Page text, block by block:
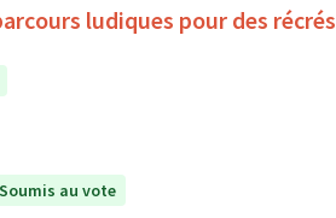
ludiques pour des récrés
Soumis au vote